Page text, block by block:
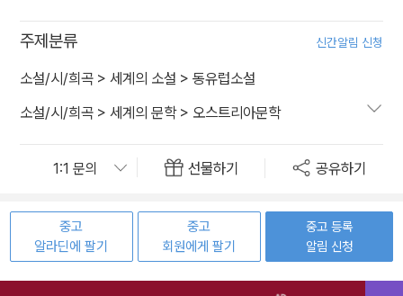
주제분류 신간알림 신청
소설/시/희곡 > 세계의 소설 > 동유럽소설
소설/시/희곡 > 세계의 문학> 오스트리아문학
선물하기 공유하기
중고
알라딘에 팔기
중고
회원에게 팔기
중고 등록
알림 신청